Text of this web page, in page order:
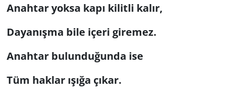
Anahtar yoksa kapı kilitli kalır,
Dayanışma bile içeri giremez.
Anahtar bulunduğunda ise
Tüm haklar ışığa çıkar.